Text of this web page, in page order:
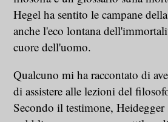
Hegel ha sentito le campane
anche l'eco lontana
cuore dell'uomo.
Qualcuno mi ha raccontato di
di assistere alle lezioni del
Secondo il testimone,